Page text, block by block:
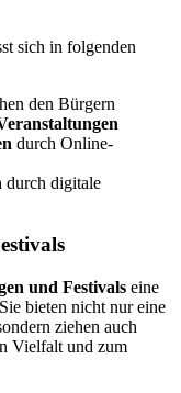
sich in folgenden
den Bürgern
durch Online-
durch digitale
und Festivals eine
bieten nicht nur eine
ziehen auch
Vielfalt und zum